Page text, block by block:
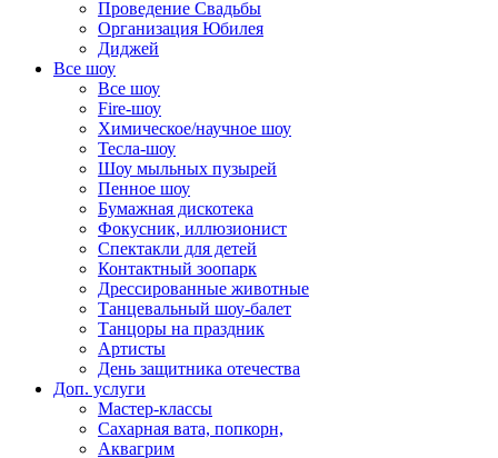
Проведение Свадьбы
Организация Юбилея
Диджей
Все шоу
Все шоу
Fire-шоу
Химическое/научное шоу
Тесла-шоу
Шоу мыльных пузырей
Пенное шоу
Бумажная дискотека
Фокусник, иллюзионист
Спектакли для детей
Контактный зоопарк
Дрессированные животные
Танцевальный шоу-балет
Танцоры на праздник
Артисты
День защитника отечества
Доп. услуги
Мастер-классы
Сахарная вата, попкорн,
Аквагрим